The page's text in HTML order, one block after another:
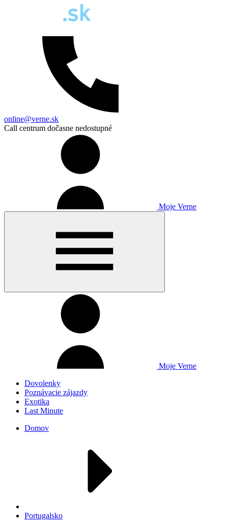
online@verne.sk
Call centrum dočasne nedostupné
Moje Verne
Moje Verne
Dovolenky
Poznávacie zájazdy
Exotika
Last Minute
Domov
Portugalsko